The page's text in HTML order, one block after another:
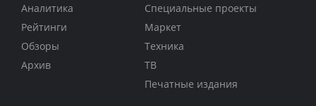
Аналитика
Рейтинги
Обзоры
Архив
Специальные проекты
Маркет
Техника
ТВ
Печатные издания